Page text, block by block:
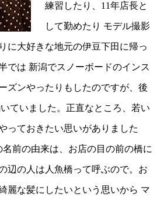
練習したり、11年店長と
して勤めたり モデル撮影
に大好きな地元の伊豆下田に帰っ
では 新潟でスノーボードのインス
ズンやったりもしたのですが、後
ていました。正直なところ、若い
っておきたい思いがありました
前の由来は、お店の目の前の橋に
辺の人は人魚橋って呼ぶので。お
麗な髪にしたいという思いから マ